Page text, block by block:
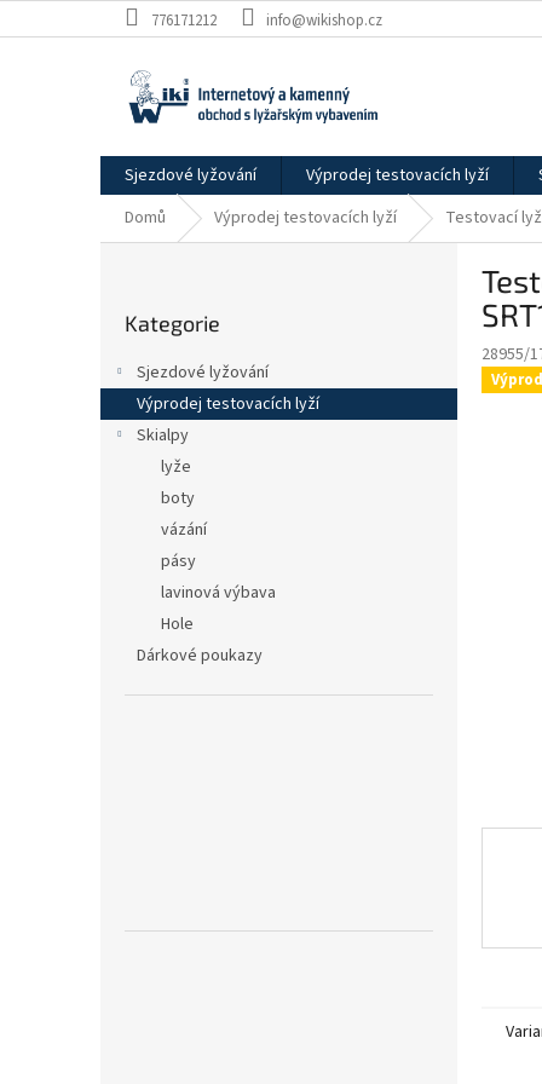
na
776171212 info@wikishop.cz
Sjezdové lyžování Výprodej testovacích lyží
Domů
Výprodej testovacích lyží Testovací
a
n
kategorie
Kategorie
Sjezdové lyžování
Výprodej testovacích lyží
Skialpy
lyže
boty
vázání
pásy
lavinová výbava
Hole
Dárkové poukazy
28955/